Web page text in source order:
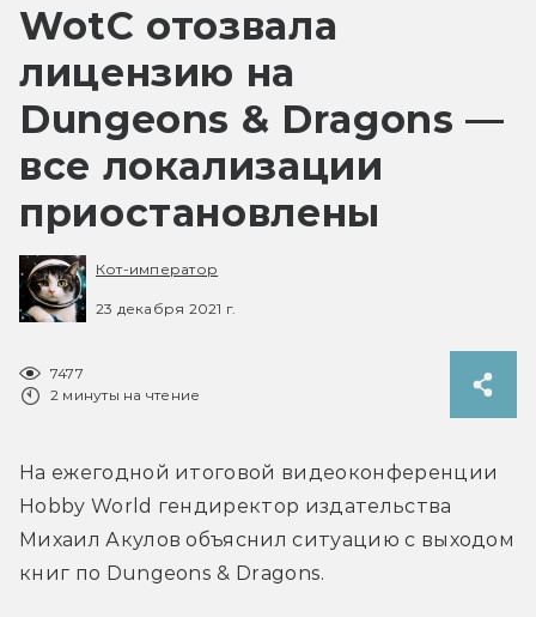
WotC отозвала
лицензию на
Dungeons & Dragons —
все локализации
приостановлены
Кот-император
23 декабря 2021 г.
7477
2 минуты на чтение
На ежегодной итоговой видеоконференции
Hobby World гендиректор издательства
Михаил Акулов объяснил ситуацию с выходом
книг по Dungeons & Dragons.